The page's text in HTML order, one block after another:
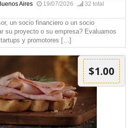
Aires 19/07/2026
32 total
un socio financiero o un socio
su proyecto o su empresa? Evaluamos
y promotores […]
$1.00